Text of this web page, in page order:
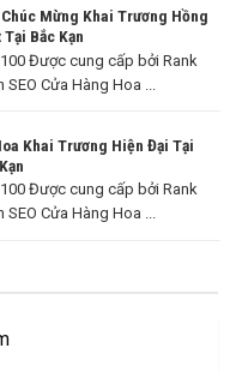
Mừng Khai Trương Hồng
Tại Bắc Kạn
Được cung cấp bởi Rank
SEO Cửa Hàng Hoa ...
Khai Trương Hiện Đại Tại
Được cung cấp bởi Rank
SEO Cửa Hàng Hoa ...